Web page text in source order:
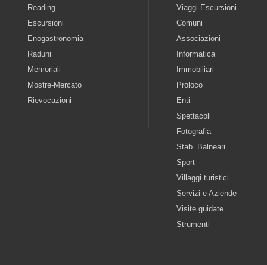
Reading
Escursioni
Enogastronomia
Raduni
Memoriali
Mostre-Mercato
Rievocazioni
Viaggi Escursioni
Comuni
Associazioni
Informatica
Immobiliari
Proloco
Enti
Spettacoli
Fotografia
Stab. Balneari
Sport
Villaggi turistici
Servizi e Aziende
Visite guidate
Strumenti